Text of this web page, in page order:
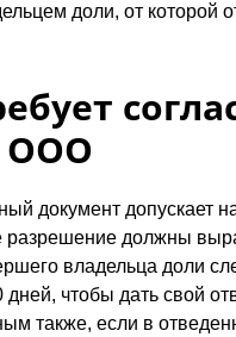
доли, от которой
ООО
документ допускает
разрешение должны
владельца доли
дней, чтобы дать свой
также, если в